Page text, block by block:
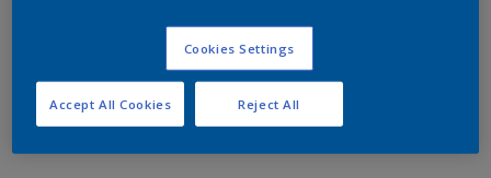
Cookies Settings
Reject All
Accept All Cookies